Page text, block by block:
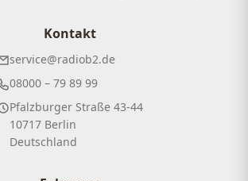
Kontakt
service@radiob2.de
08000 – 79 89 99
Pfalzburger Straße 43-44
10717 Berlin
Deutschland